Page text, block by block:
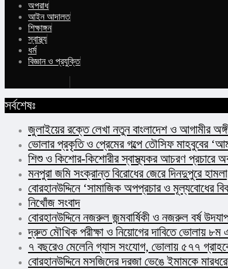
অপরাধ
আইন আদালত
শিক্ষাঙ্গন
স্বাস্থ্য
ধর্ম
বিজ্ঞান ও প্রযুক্তি
সর্বশেষঃ
জুলাইয়ের রক্তে লেখা নতুন বাংলাদেশ ও আগামীর
ভোলার প্রকৃতি ও প্রেমের গল্পে তৌসিফ মাহবুবের
শিশু ও কিশোর-কিশোরীর স্বাস্থ্যকর আচরণ প্রচারে
মনপুরা জমি সংক্রান্ত বিরোধের জেরে দিনদুপুরে
বোরহানউদ্দিনে ‘সামাজিক অপপ্রচার ও মূল্যবোধের
নিখোঁজ সংবাদ
বোরহানউদ্দিনে নজরুল জন্মবার্ষিকী ও নজরুল বর্ষ
দ্রুত মৌখিক পরীক্ষা ও নিয়োগের দাবিতে ভোলায় ৮ম
৭ বছরেও মেলেনি গ্যাস সংযোগ, ভোলায় ৫৭৭
বোরহানউদ্দিনে মসজিদের দরজা ভেঙে ইমামকে